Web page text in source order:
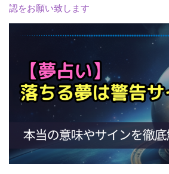
認をお願い致します